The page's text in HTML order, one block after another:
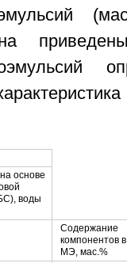
основе
воды
Содержание
компонентов в
МЭ, мас.%